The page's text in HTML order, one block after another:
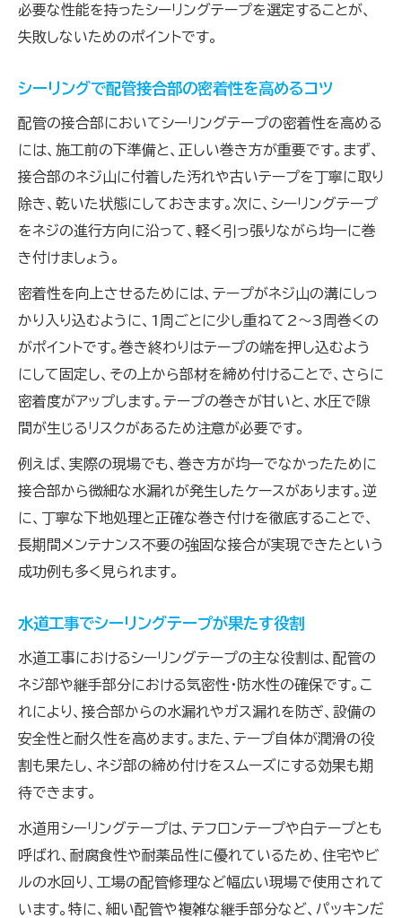
必要な性能を持ったシーリングテープを選定することが、
失敗しないためのポイントです。
シーリングで配管接合部の密着性を高めるコツ
配管の接合部においてシーリングテープの密着性を高める
には、施工前の下準備と、正しい巻き方が重要です。まず、
接合部のネジ山に付着した汚れや古いテープを丁寧に取り
除き、乾いた状態にしておきます。次に、シーリングテープ
をネジの進行方向に沿って、軽く引っ張りながら均一に巻
き付けましょう。
密着性を向上させるためには、テープがネジ山の溝にしっ
かり入り込むように、1周ごとに少し重ねて2～3周巻くの
がポイントです。巻き終わりはテープの端を押し込むよう
にして固定し、その上から部材を締め付けることで、さらに
密着度がアップします。テープの巻きが甘いと、水圧で隙
間が生じるリスクがあるため注意が必要です。
例えば、実際の現場でも、巻き方が均一でなかったために
接合部から微細な水漏れが発生したケースがあります。逆
に、丁寧な下地処理と正確な巻き付けを徹底することで、
長期間メンテナンス不要の強固な接合が実現できたという
成功例も多く見られます。
水道工事でシーリングテープが果たす役割
水道工事におけるシーリングテープの主な役割は、配管の
ネジ部や継手部分における気密性・防水性の確保です。こ
れにより、接合部からの水漏れやガス漏れを防ぎ、設備の
安全性と耐久性を高めます。また、テープ自体が潤滑の役
割も果たし、ネジ部の締め付けをスムーズにする効果も期
待できます。
水道用シーリングテープは、テフロンテープや白テープとも
呼ばれ、耐腐食性や耐薬品性に優れているため、住宅やビ
ルの水回り、工場の配管修理など幅広い現場で使用されて
います。特に、細い配管や複雑な継手部分など、パッキンだ